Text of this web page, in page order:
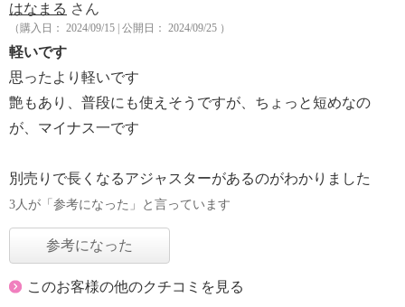
はなまる さん
（購入日： 2024/09/15 | 公開日： 2024/09/25 ）
軽いです
思ったより軽いです
艶もあり、普段にも使えそうですが、ちょっと短めなの
が、マイナス一です
別売りで長くなるアジャスターがあるのがわかりました
3人が「参考になった」と言っています
参考になった
このお客様の他のクチコミを見る